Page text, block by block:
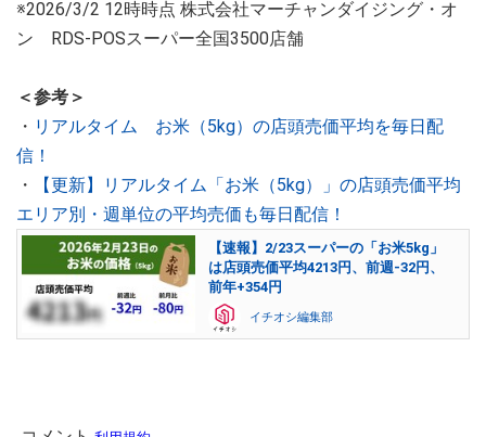
※2026/3/2 12時時点 株式会社マーチャンダイジング・オ
ン RDS-POSスーパー全国3500店舗
＜参考＞
・ リアルタイム お米（5kg）の店頭売価平均を毎日配
信！
・
【更新】リアルタイム「お米（5kg）」の店頭売価平均
エリア別・週単位の平均売価も毎日配信！
【速報】2/23スーパーの「お米5kg」
は店頭売価平均4213円、前週-32円、
前年+354円
イチオシ編集部